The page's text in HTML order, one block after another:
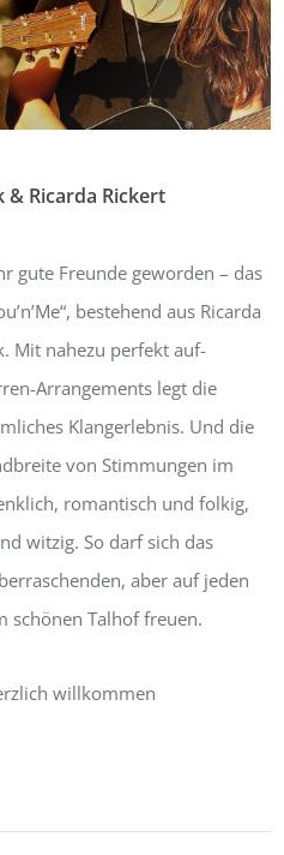
& Ricarda Rickert
gute Freunde geworden – das
bestehend aus Ricarda
Mit nahezu perfekt auf-
Arrangements legt die
Klangerlebnis. Und die
von Stimmungen im
romantisch und folkig,
witzig. So darf sich das
aber auf jeden
schönen Talhof freuen.
willkommen